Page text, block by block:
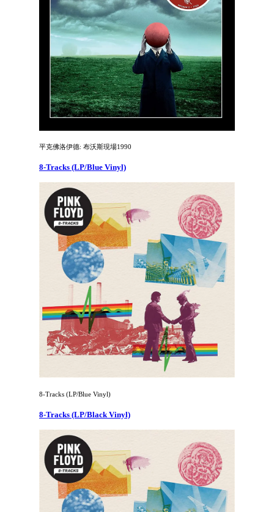
平克佛洛伊德: 布沃斯現場1990
8-Tracks (LP/Blue Vinyl)
8-Tracks (LP/Blue Vinyl)
8-Tracks (LP/Black Vinyl)